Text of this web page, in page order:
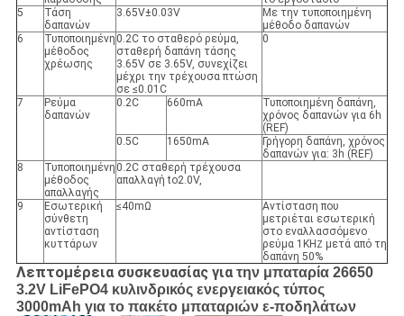
5
Τάση
δαπανών
3.65V±0.03V
Με την τυποποιημένη
μέθοδο δαπανών
6
Τυποποιημένη
μέθοδος
χρέωσης
0.2C το σταθερό ρεύμα,
σταθερή δαπάνη τάσης
3.65V σε 3.65V, συνεχίζει
μέχρι την τρέχουσα πτώση
σε ≤0.01C
0
7
Ρεύμα
δαπανών
0.2C 660mA
Τυποποιημένη δαπάνη,
χρόνος δαπανών για 6h
(REF)
0.5C
1650mA
Γρήγορη δαπάνη, χρόνος
δαπανών για: 3h (REF)
8
Τυποποιημένη
μέθοδος
απαλλαγής
0.2C σταθερή τρέχουσα
απαλλαγή to2.0V,
9
Εσωτερική
σύνθετη
αντίσταση
κυττάρων
≤40mΩ
Αντίσταση που
μετριέται εσωτερική
στο εναλλασσόμενο
ρεύμα 1KH Ζ μετά από τη
δαπάνη 50%
Λεπτομέρεια συσκευασίας γιατην μπαταρία 26650
3.2V LiFePO4 κυλινδρικός ενεργειακός τύπος
3000mAh για το πακέτο μπαταριών ε-ποδηλάτων